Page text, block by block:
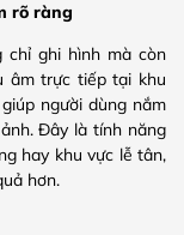
rõ ràng
chỉ ghi hình mà còn
âm trực tiếp tại khu
người dùng nắm
Đây là tính năng
hay khu vực lễ tân,
hơn.